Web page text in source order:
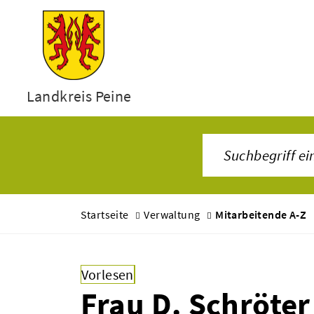
Landkreis Peine
Startseite Verwaltung Mitarbeitende A-Z
Vorlesen
Frau D. Schröter